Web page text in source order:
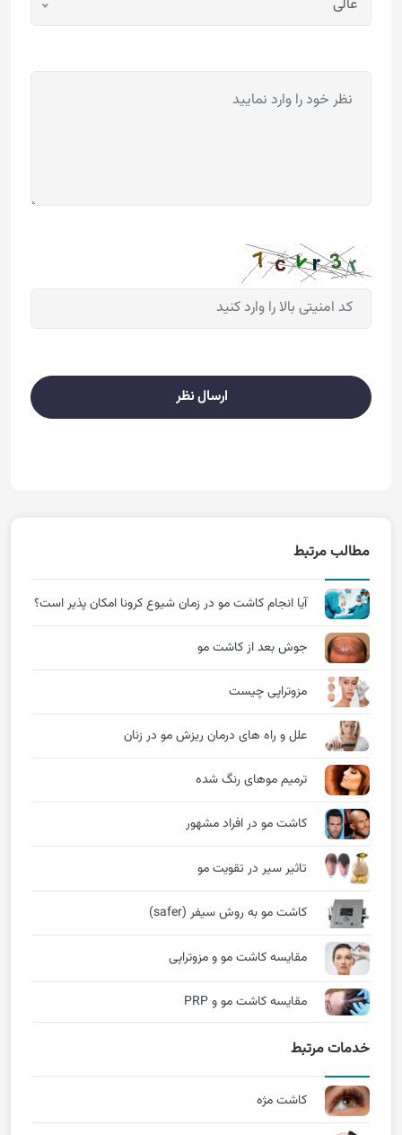
عالی
ارسال نظر
مطالب مرتبط
آیا انجام کاشت مو در زمان شیوع کرونا امکان پذیر است؟
جوش بعد از کاشت مو
مزوتراپی چیست
علل و راه های درمان ریزش مو در زنان
ترمیم موهای رنگ شده
کاشت مو در افراد مشهور
تاثیر سیر در تقویت مو
کاشت مو به روش سیفر (safer)
مقایسه کاشت مو و مزوتراپی
مقایسه کاشت مو و PRP
خدمات مرتبط
کاشت مژه